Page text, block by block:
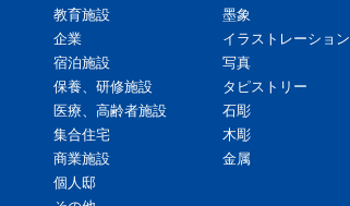
大島由起子展 ときわはぜー見定めの法則ー
教育施設
企業
宿泊施設
保養、研修施設
医療、高齢者施設
集合住宅
商業施設
個人邸
墨象
イラストレーション
写真
タピストリー
石彫
木彫
金属